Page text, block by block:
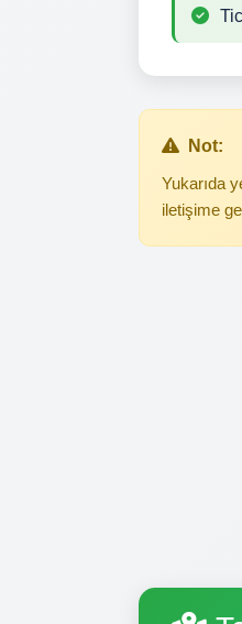
Not:
Yukarıda
iletişime